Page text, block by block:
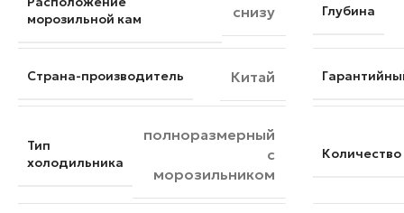
морозильной кам
снизу Глубина
Страна-производитель Китай
Тип
холодильника
полноразмерный
с
морозильником